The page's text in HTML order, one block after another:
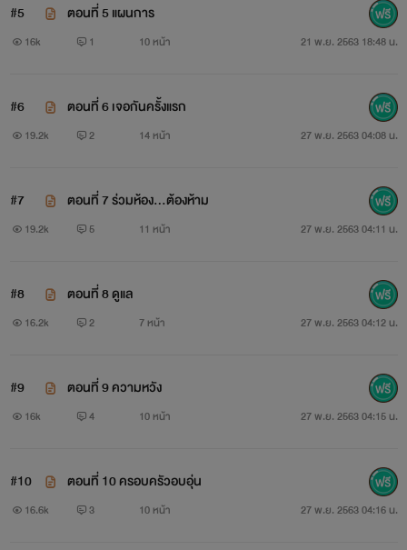
#5 ตอนที่ 5 แผนการ
16k 1 10 หน้า 21 พ.ย. 2563 18:48 น.
#6 ตอนที่ 6 เจอกันครั้งแรก
19.2k 2 14 หน้า 27 พ.ย. 2563 04:08 น.
#7 ตอนที่ 7 ร่วมห้อง...ต้องห้าม
19.2k 5 11 หน้า 27 พ.ย. 2563 04:11 น.
#8 ตอนที่ 8 ดูแล
16.2k 2 7 หน้า 27 พ.ย. 2563 04:12 น.
#9 ตอนที่ 9 ความหวัง
16k 4 10 หน้า 27 พ.ย. 2563 04:15 น.
#10 ตอนที่ 10 ครอบครัวอบอุ่น
16.6k 3 10 หน้า 27 พ.ย. 2563 04:16 น.